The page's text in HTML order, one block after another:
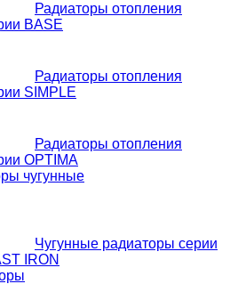
Радиаторы отопления
BASE
Радиаторы отопления
SIMPLE
Радиаторы отопления
OPTIMA
чугунные
Чугунные радиаторы серии
IRON